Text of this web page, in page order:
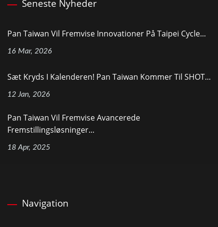
Seneste Nyheder
Pan Taiwan Vil Fremvise Innovationer På Taipei Cycle...
16 Mar, 2026
Sæt Kryds I Kalenderen! Pan Taiwan Kommer Til SHOT...
12 Jan, 2026
Pan Taiwan Vil Fremvise Avancerede
Fremstillingsløsninger...
18 Apr, 2025
Navigation